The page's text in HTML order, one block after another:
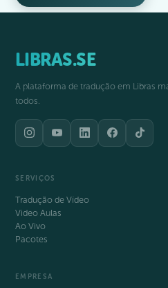
LIBRAS.SE
A plataforma de tradução em Libras
todos.
SERVIÇOS
Tradução de Vídeo
Video Aulas
Ao Vivo
Pacotes
EMPRESA